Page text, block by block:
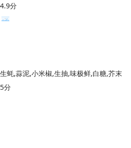
4.9分
生蚝,蒜泥,小米椒,生抽,味极鲜,白糖,芥末
5分